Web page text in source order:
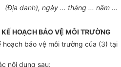
(Địa danh), ngày ... tháng ... năm ...
HOẠCH BẢO VỆ MÔI TRƯỜNG
bảo vệ môi trường của (3) tại
nội dung sau: